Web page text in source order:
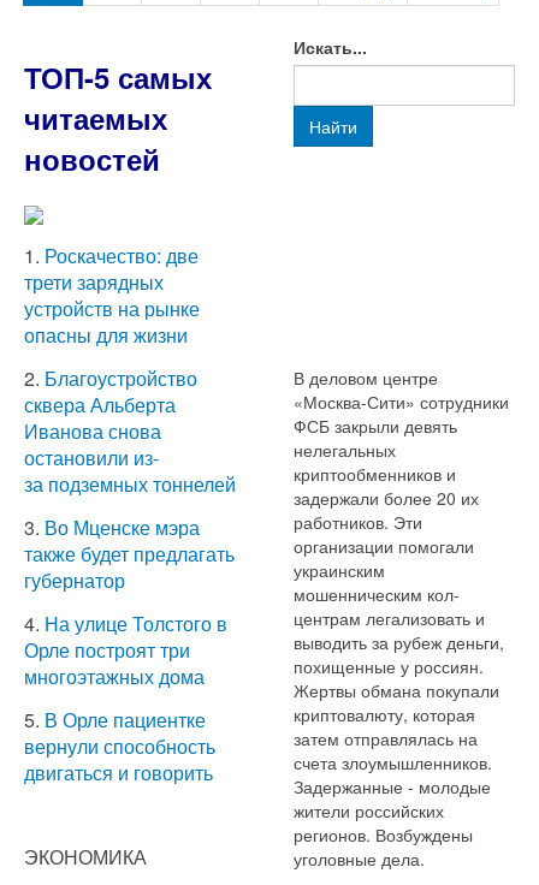
ТОП-5 самых
читаемых
новостей
1. Роскачество: две
трети зарядных
устройств на рынке
опасны для жизни
2. Благоустройство
сквера Альберта
Иванова снова
остановили из-
за подземных тоннелей
3. Во Мценске мэра
также будет предлагать
губернатор
4. На улице Толстого в
Орле построят три
многоэтажных дома
5. В Орле пациентке
вернули способность
двигаться и говорить
ЭКОНОМИКА
Искать...
Найти
В деловом центре
«Москва-Сити» сотрудники
ФСБ закрыли девять
нелегальных
криптообменников и
задержали более 20 их
работников. Эти
организации помогали
украинским
мошенническим кол-
центрам легализовать и
выводить за рубеж деньги,
похищенные у россиян.
Жертвы обмана покупали
криптовалюту, которая
затем отправлялась на
счета злоумышленников.
Задержанные - молодые
жители российских
регионов. Возбуждены
уголовные дела.